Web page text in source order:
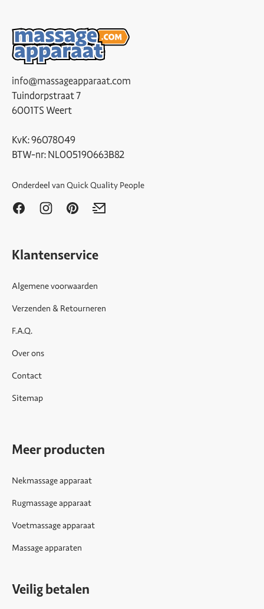
info@massageapparaat.com
Tuindorpstraat 7
6001TS Weert
KvK: 96078049
BTW-nr: NL005190663B82
Onderdeel van Quick Quality People
Klantenservice
Algemene voorwaarden
Verzenden & Retourneren
F.A.Q.
Over ons
Contact
Sitemap
Meer producten
Nekmassage apparaat
Rugmassage apparaat
Voetmassage apparaat
Massage apparaten
Veilig betalen